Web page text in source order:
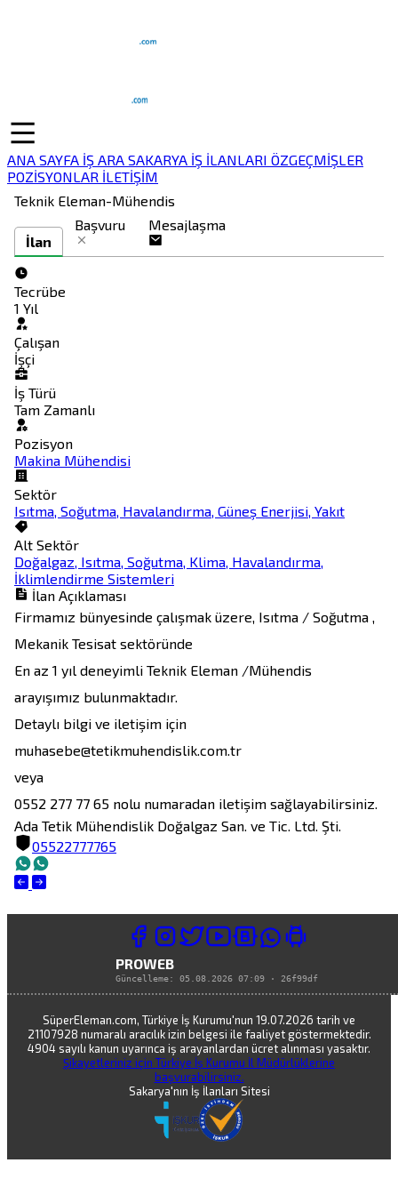
ANA SAYFA İŞ ARA SAKARYA İŞ İLANLARI ÖZGEÇMİŞLER
POZİSYONLAR İLETİŞİM
Teknik Eleman-Mühendis
İlan
Başvuru Mesajlaşma
Tecrübe
1 Yıl
Çalışan
İşçi
İş Türü
Tam Zamanlı
Pozisyon
Makina Mühendisi
Sektör
Isıtma, Soğutma, Havalandırma, Güneş Enerjisi, Yakıt
Alt Sektör
Doğalgaz, Isıtma, Soğutma, Klima, Havalandırma,
İklimlendirme Sistemleri
İlan Açıklaması
Firmamız bünyesinde çalışmak üzere, Isıtma / Soğutma ,
Mekanik Tesisat sektöründe
En az 1 yıl deneyimli Teknik Eleman /Mühendis
arayışımız bulunmaktadır.
Detaylı bilgi ve iletişim için
muhasebe@tetikmuhendislik.com.tr
veya
0552 277 77 65 nolu numaradan iletişim sağlayabilirsiniz.
Ada Tetik Mühendislik Doğalgaz San. ve Tic. Ltd. Şti.
05522777765
PROWEB
Güncelleme: 05.08.2026 07:09 · 26f99df
SüperEleman.com, Türkiye İş Kurumu'nun 19.07.2026 tarih ve
21107928 numaralı aracılık izin belgesi ile faaliyet göstermektedir.
4904 sayılı kanun uyarınca iş arayanlardan ücret alınması yasaktır.
Şikayetleriniz için Türkiye İş Kurumu İl Müdürlüklerine
başvurabilirsiniz.
Sakarya'nın İş İlanları Sitesi